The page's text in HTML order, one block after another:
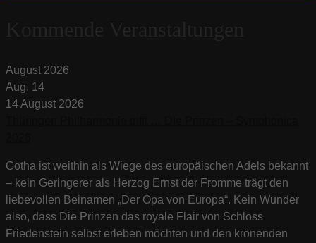
August 2026
Aug. 14
14August 2026
Gotha ist weithin als Wiege des europäischen Adels bekannt
– kein Geringerer als Herzog Ernst der Fromme trägt den
liebevollen Beinamen „Der Opa von Europa“. Kein Wunder
also, dass Die Prinzen das royale Flair von Schloss
Friedenstein selbst erleben möchten und den krönenden